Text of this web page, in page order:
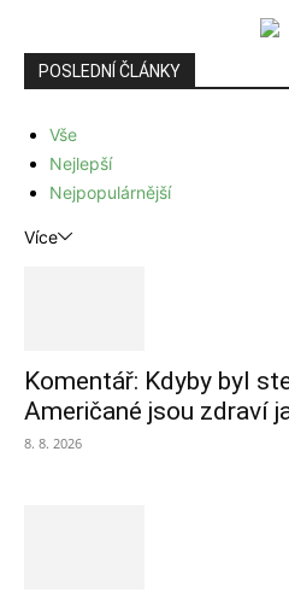
POSLEDNÍ ČLÁNKY
Vše
Nejlepší
Nejpopulárnější
Více
Komentář: Kdyby byl
Američané jsou zdraví
8. 8. 2026